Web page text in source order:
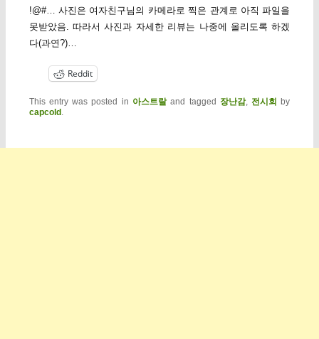
!@#… 사진은 여자친구님의 카메라로 찍은 관계로 아직 파일을
못받았음. 따라서 사진과 자세한 리뷰는 나중에 올리도록 하겠
다(과연?)…
Reddit
This entry was posted in 아스트랄and tagged 장난감, 전시회
by
capcold .